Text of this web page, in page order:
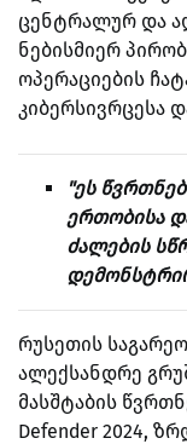
ცენტრალურ და
ნებისმიერ
ოპერაციების
კიბერსივრცესა
"ეს
ერთობისა
ძალების
რუსეთის
ალექსანდრე
მასშტაბის
Defender 2024,